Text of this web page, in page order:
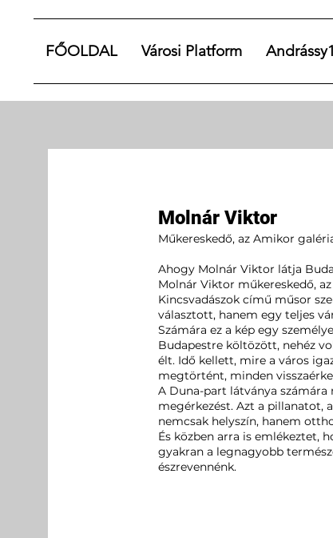
FŐOLDAL Városi Platform
Molnár Viktor
Műkereskedő, az Amikor
Ahogy Molnár Viktor látja
Molnár Viktor műkereskedő,
Kincsvadászok című műsor
választott, hanem egy teljes
Számára ez a kép egy
Budapestre költözött, nehéz
élt. Idő kellett, mire a város
megtörtént, minden
A Duna-part látványa számára
megérkezést. Azt a pillanatot,
nemcsak helyszín, hanem
És közben arra is emlékeztet,
gyakran a legnagyobb
észrevennénk.